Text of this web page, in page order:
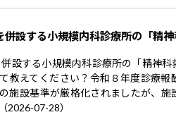
併設する小規模内科診療所の「精
設する小規模内科診療所の「精神
教えてください？令和８年度診療報
施設基準が厳格化されましたが、施
2026-07-28）